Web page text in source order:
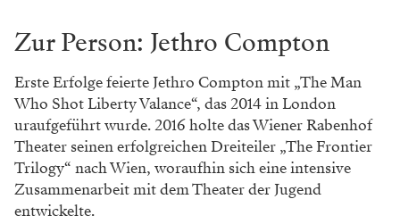
Zur Person: Jethro Compton
Erste Erfolge feierte Jethro Compton mit „The Man
Who Shot Liberty Valance“, das 2014 in London
uraufgeführt wurde. 2016 holte das Wiener Rabenhof
Theater seinen erfolgreichen Dreiteiler „The Frontier
Trilogy“ nach Wien, woraufhin sich eine intensive
Zusammenarbeit mit dem Theater der Jugend
entwickelte.